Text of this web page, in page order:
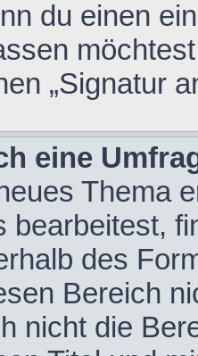
du einen
„Signatur
eine
Thema
bearbeitest,
des
Bereich
nicht die